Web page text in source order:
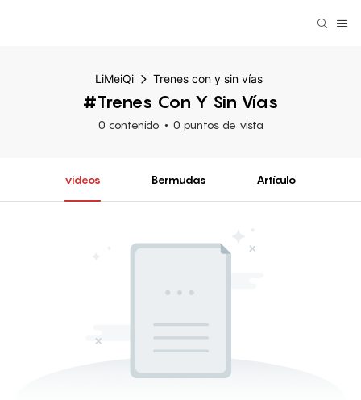
LiMeiQi Trenes con y sin vías
#Trenes Con Y Sin Vías
0 contenido 0 puntos de vista
videos Bermudas Artículo